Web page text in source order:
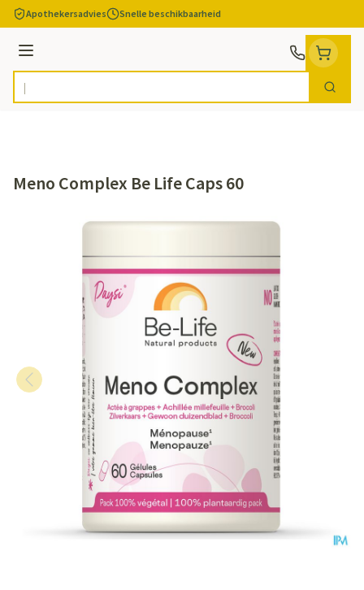
Ga naar de inhoud
Apothekersadvies Snelle beschikbaarheid
Menu
Product, merk, categorie... Zoek
Meno Complex Be Life Caps 60